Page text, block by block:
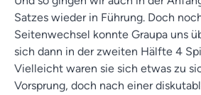
Satzes wieder in Führung. Doch
Seitenwechsel konnte Graupa uns
sich dann in der zweiten Hälfte 4
Vielleicht waren sie sich etwas zu
Vorsprung, doch nach einer